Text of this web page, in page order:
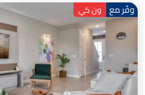
وفّر مع ون كي